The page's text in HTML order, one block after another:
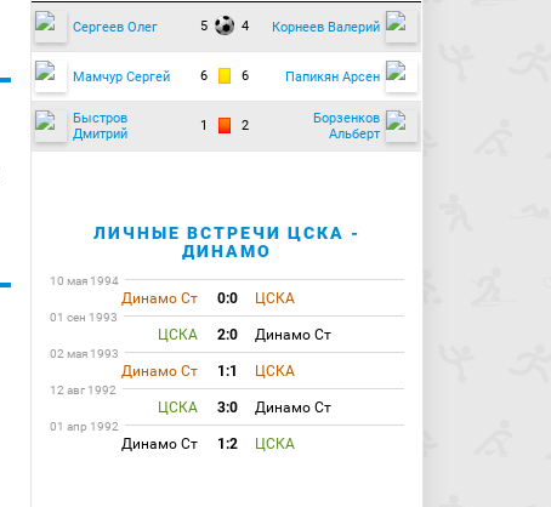
Сергеев Олег 5 4 Корнеев Валерий
Мамчур Сергей 6 6 Папикян Арсен
Быстров
Дмитрий
1 2
Борзенков
Альберт
ЛИЧНЫЕ ВСТРЕЧИ ЦСКА -
ДИНАМО
10 мая 1994
Динамо Ст 0:0 ЦСКА
01 сен 1993
ЦСКА 2:0 Динамо Ст
02 мая 1993
Динамо Ст 1:1 ЦСКА
12 авг 1992
ЦСКА 3:0 Динамо Ст
01 апр 1992
Динамо Ст 1:2 ЦСКА